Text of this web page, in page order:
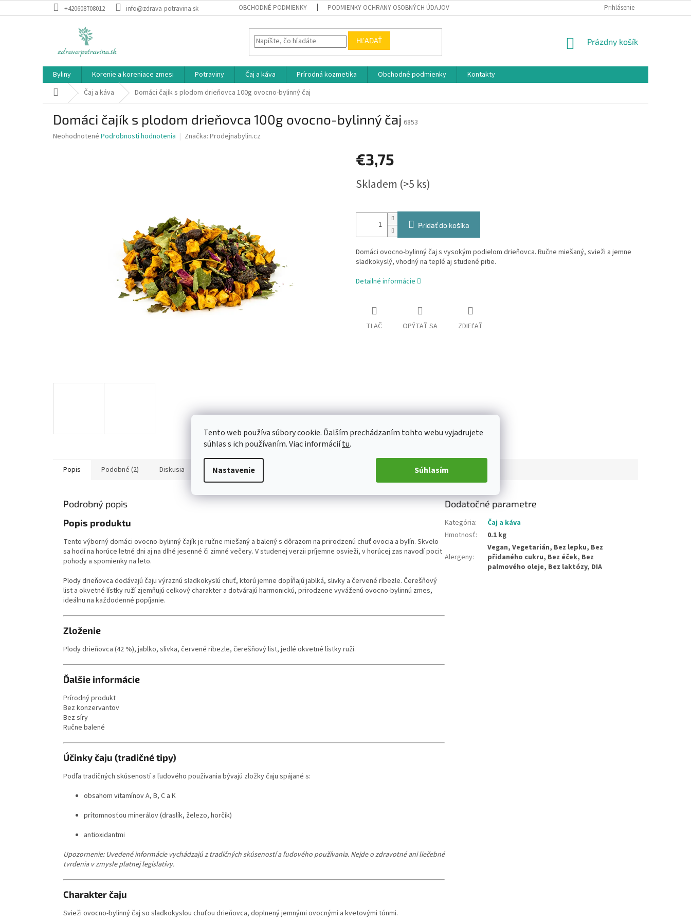
Tento web používa súbory cookie. Ďalším prechádzaním tohto webu vyjadrujete
súhlas s ich používaním. Viac informáciítu.
Nastavenie Súhlasím
na
+420608708012 info@zdrava-potravina.sk OBCHODNÉ PODMIENKY PODMIENKY OCHRANY OSOBNÝCH ÚDAJOV Prihlásenie
HĽADAŤ
NÁKUPNÝ
Prázdny košík
Byliny Korenie a koreniace zmesi Potraviny Čaj a káva Prírodná kozmetika Obchodné podmienky
Kontakty
Domov Čaj a káva Domáci čajík s plodom drieňovca 100g ovocno-bylinný čaj
Domáci čajík s plodom drieňovca 100g ovocno-bylinný čaj 6853
Priemerné
Neohodnotené Podrobnosti hodnotenia Značka: Prodejnabylin.cz
€3,75
cena:
Skladem (>5 ks)
Pridať do košíka
Domáci ovocno-bylinný čaj s vysokým podielom drieňovca. Ručne miešaný, svieži a jemne
sladkokyslý, vhodný na teplé aj studené pitie.
Detailné informácie
TLAČ OPÝTAŤ SA ZDIEĽAŤ
Popis Podobné (2) Diskusia
Podrobný popis
Popis produktu
Tento výborný domáci ovocno-bylinný čajík je ručne miešaný a balený s dôrazom na prirodzenú chuť ovocia a bylín. Skvelo
sa hodí na horúce letné dni aj na dlhé jesenné či zimné večery. V studenej verzii príjemne osvieži, v horúcej zas navodí pocit
pohody a spomienky na leto.
Plody drieňovca dodávajú čaju výraznú sladkokyslú chuť, ktorú jemne dopĺňajú jablká, slivky a červené ríbezle. Čerešňový
list a okvetné lístky ruží zjemňujú celkový charakter a dotvárajú harmonickú, prirodzene vyváženú ovocno-bylinnú zmes,
ideálnu na každodenné popíjanie.
Zloženie
Plody drieňovca (42 %), jablko, slivka, červené ríbezle, čerešňový list, jedlé okvetné lístky ruží.
Ďalšie informácie
Prírodný produkt
Bez konzervantov
Bez síry
Ručne balené
Účinky čaju (tradičné tipy)
Podľa tradičných skúseností a ľudového používania bývajú zložky čaju spájané s:
obsahom vitamínov A, B, C a K
prítomnosťou minerálov (draslík, železo, horčík)
antioxidantmi
Upozornenie: Uvedené informácie vychádzajú z tradičných skúseností a ľudového používania. Nejde o zdravotné ani liečebné
tvrdenia v zmysle platnej legislatívy.
Charakter čaju
Svieži ovocno-bylinný čaj so sladkokyslou chuťou drieňovca, doplnený jemnými ovocnými a kvetovými tónmi.
Dodatočné parametre
Kategória:
Čaj a káva
Hmotnosť: 0.1 kg
Alergeny:
Vegan, Vegetarián, Bez lepku, Bez
přidaného cukru, Bez éček, Bez
palmového oleje, Bez laktózy, DIA